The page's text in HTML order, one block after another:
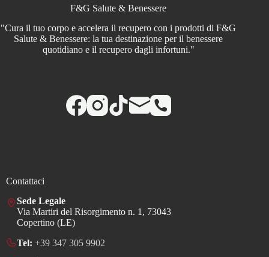
F&G Salute & Benessere
"Cura il tuo corpo e accelera il recupero con i prodotti di F&G
Salute & Benessere: la tua destinazione per il benessere
quotidiano e il recupero dagli infortuni."
Contattaci
Sede Legale
Via Martiri del Risorgimento n. 1, 73043
Copertino (LE)
Tel: +39 347 305 9902